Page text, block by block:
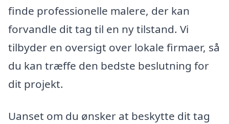
finde professionelle malere, der kan
forvandle dit tag til en ny tilstand. Vi
tilbyder en oversigt over lokale firmaer, så
du kan træffe den bedste beslutning for
dit projekt.
Uanset om du ønsker at beskytte dit tag